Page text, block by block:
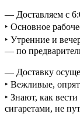
— Доставляем с
‣ Основное
‣ Утренние и
— по
— Доставку
‣ Вежливые,
‣ Знают, как
сигаретами, не